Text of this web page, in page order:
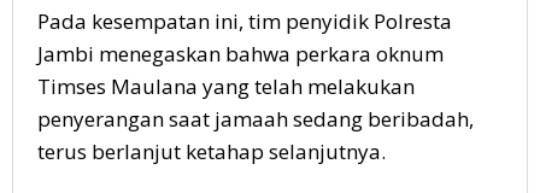
Pada kesempatan ini, tim penyidik Polresta
Jambi menegaskan bahwa perkara oknum
Timses Maulana yang telah melakukan
penyerangan saat jamaah sedang beribadah,
terus berlanjut ketahap selanjutnya.